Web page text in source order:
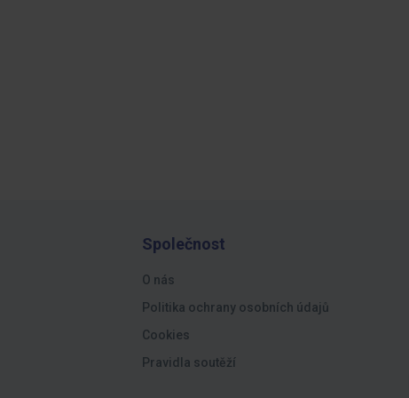
Společnost
O nás
Politika ochrany osobních údajů
Cookies
Pravidla soutěží